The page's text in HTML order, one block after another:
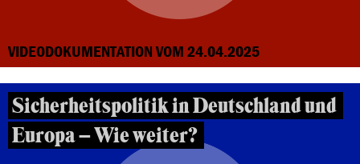
VIDEODOKUMENTATION VOM 24.04.2025
Sicherheitspolitik in Deutschland und
Europa – Wie weiter?